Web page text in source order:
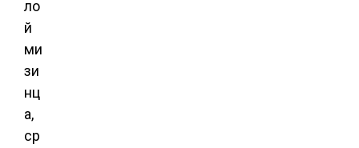
ло
й
ми
зи
нц
а,
ср